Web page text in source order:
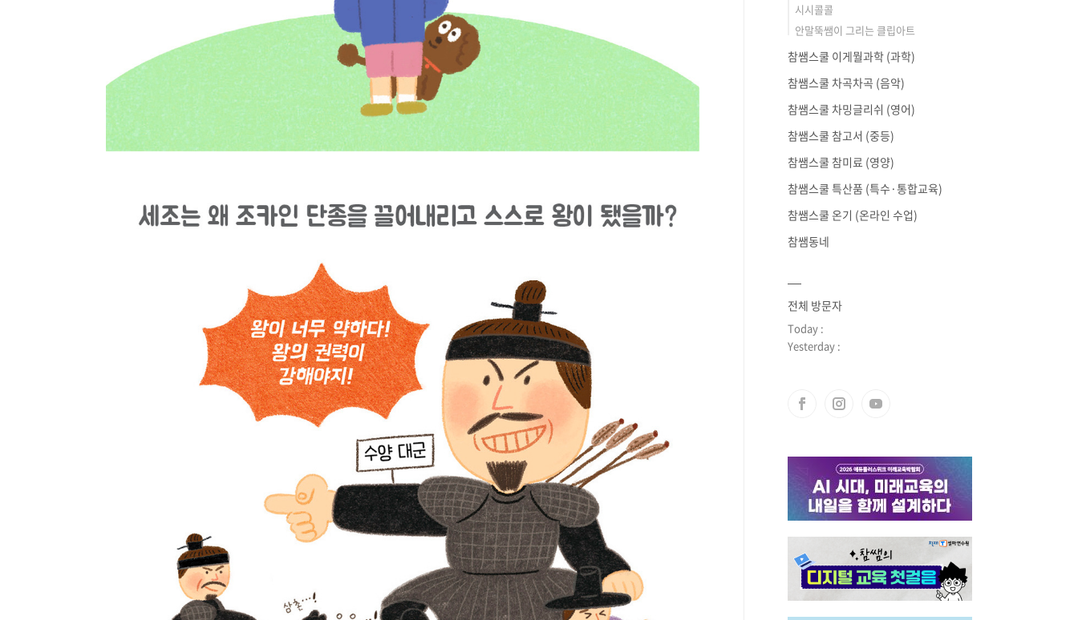
시시콜콜
안말뚝쌤이 그리는 클립아트
참쌤스쿨 이게뭘과학 (과학)
참쌤스쿨 차곡차곡 (음악)
참쌤스쿨 차밍글리쉬 (영어)
참쌤스쿨 참고서 (중등)
참쌤스쿨 참미료 (영양)
참쌤스쿨 특산품 (특수·통합교육)
참쌤스쿨 온기 (온라인 수업)
참쌤동네
전체 방문자
Today :
Yesterday :